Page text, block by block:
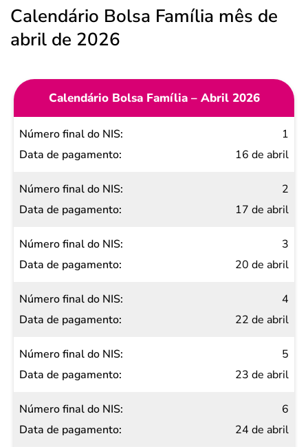
Calendário Bolsa Família mês de
abril de 2026
Calendário Bolsa Família – Abril 2026
Número
final do
Data de
pagamento
1
16 de abril
2
17 de abril
3
20 de abril
4
22 de abril
5
23 de abril
6
24 de abril